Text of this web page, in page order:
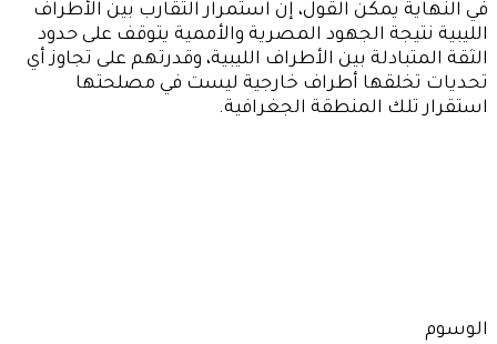
في النهاية يمكن القول، إن استمرار التقارب بين الأطراف
الليبية نتيجة الجهود المصرية والأممية يتوقف على حدود
الثقة المتبادلة بين الأطراف الليبية، وقدرتهم على تجاوز أي
تحديات تخلقها أطراف خارجية ليست في مصلحتها
استقرار تلك المنطقة الجغرافية.
الوسوم